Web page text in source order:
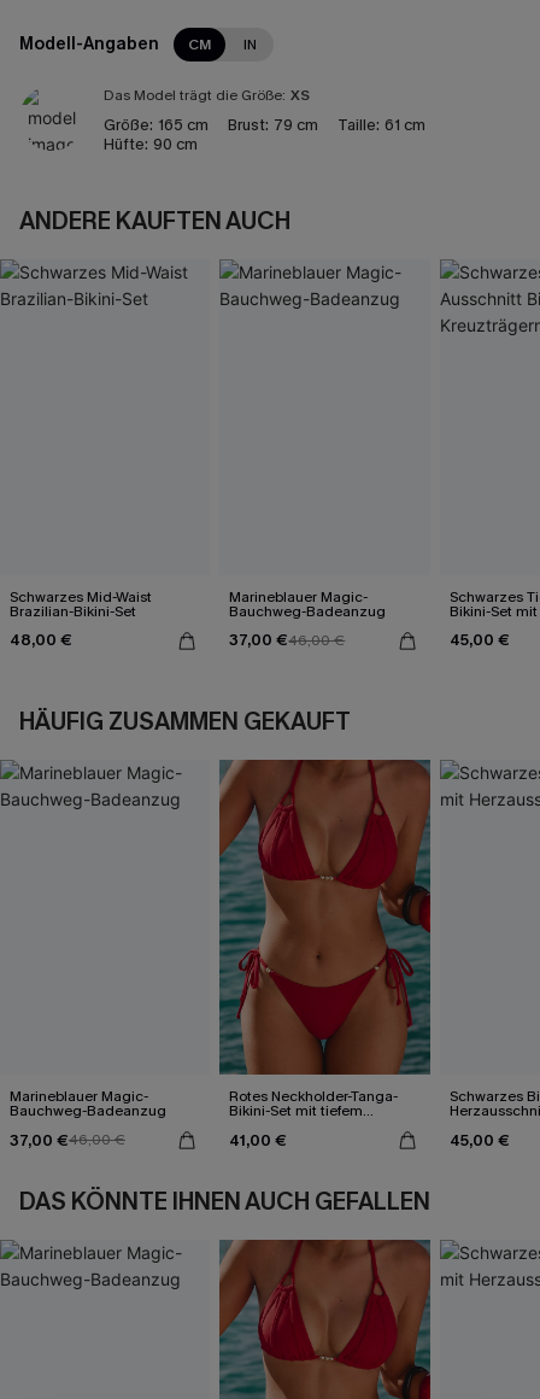
Modell-Angaben CM IN
Das Model trägt die Größe: XS
Größe: 165 cm Brust: 79 cm Taille: 61 cm
Hüfte: 90 cm
ANDERE KAUFTEN AUCH
Schwarzes Mid-Waist
Brazilian-Bikini-Set
48,00 €
Marineblauer Magic-
Bauchweg-Badeanzug
37,00 €46,00 €
Schwarzes
Bikini-Set
45,00 €
HÄUFIG ZUSAMMEN GEKAUFT
Marineblauer Magic-
Bauchweg-Badeanzug
37,00 €46,00 €
Rotes Neckholder-Tanga-
Bikini-Set mit tiefem
41,00 €
Schwarzes
45,00 €
DAS KÖNNTE IHNEN AUCH GEFALLEN